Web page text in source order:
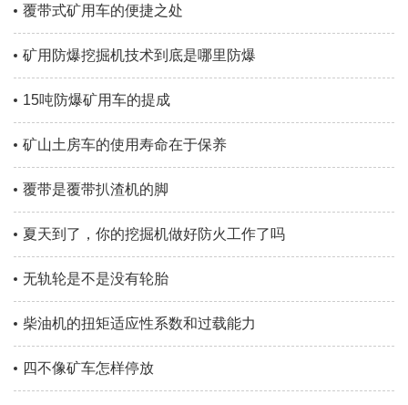
覆带式矿用车的便捷之处
矿用防爆挖掘机技术到底是哪里防爆
15吨防爆矿用车的提成
矿山土房车的使用寿命在于保养
覆带是覆带扒渣机的脚
夏天到了，你的挖掘机做好防火工作了吗
无轨轮是不是没有轮胎
柴油机的扭矩适应性系数和过载能力
四不像矿车怎样停放